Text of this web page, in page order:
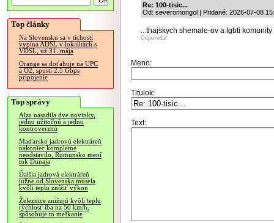
Top články
Na Slovensku sa v tichosti
vypína ADSL v lokalitách s
VDSL, už 31. mája
Orange sa doťahuje na UPC
a O2, spustí 2.5 Gbps
pripojenie
Top správy
Alza nasadila dve novinky,
jednu užitočnú a jednu
kontroverznú
Maďarsko jadrovú elektráreň
nakoniec kompletne
neodstavilo, Rumunsko mení
tok Dunaja
Ďalšia jadrová elektráreň
južne od Slovenska musela
kvôli teplu znížiť výkon
Železnice znižujú kvôli teplu
rýchlosť iba na 50 km/h,
spôsobuje to meškanie
Re: 100-tisic...
Od: severomongol | Pridané: 2026-07-08
...thajskych shemale-ov a lgbti komunity
Odpovedať
Meno:
Titulok:
Text: